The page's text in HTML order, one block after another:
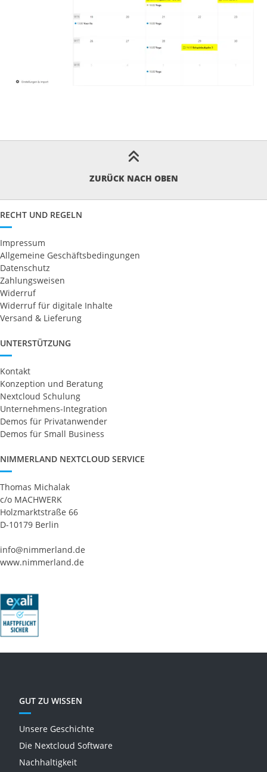
ZURÜCK NACH OBEN
RECHT UND REGELN
Impressum
Allgemeine Geschäftsbedingungen
Datenschutz
Zahlungsweisen
Widerruf
Widerruf für digitale Inhalte
Versand & Lieferung
UNTERSTÜTZUNG
Kontakt
Konzeption und Beratung
Nextcloud Schulung
Unternehmens-Integration
Demos für Privatanwender
Demos für Small Business
NIMMERLAND NEXTCLOUD SERVICE
Thomas Michalak
c/o MACHWERK
Holzmarktstraße 66
D-10179 Berlin
info@nimmerland.de
www.nimmerland.de
GUT ZU WISSEN
Unsere Geschichte
Die Nextcloud Software
Nachhaltigkeit